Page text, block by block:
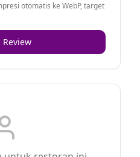
otomatis ke WebP, target